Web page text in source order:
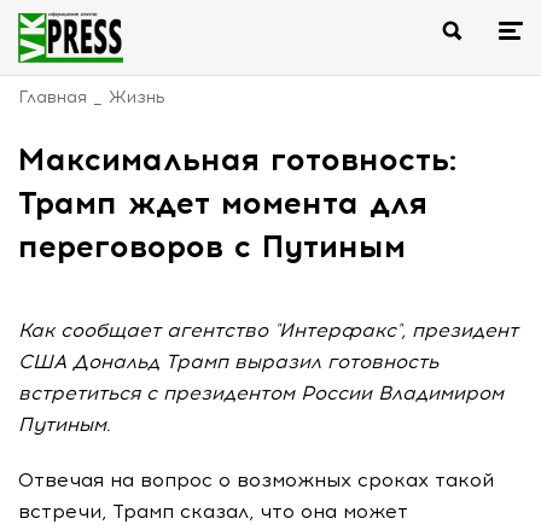
Главная Жизнь
Максимальная готовность:
Трамп ждет момента для
переговоров с Путиным
Как сообщает агентство "Интерфакс", президент
США Дональд Трамп выразил готовность
встретиться с президентом России Владимиром
Путиным.
Отвечая на вопрос о возможных сроках такой
встречи, Трамп сказал, что она может